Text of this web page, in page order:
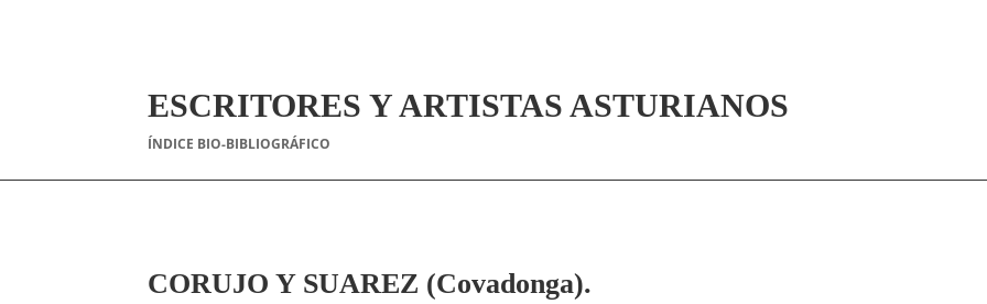
ESCRITORES Y ARTISTAS ASTURIANOS
ÍNDICE BIO-BIBLIOGRÁFICO
CORUJO Y SUAREZ (Covadonga).